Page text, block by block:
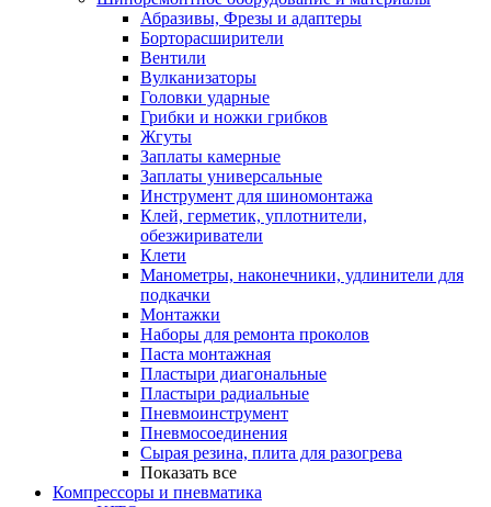
Абразивы, Фрезы и адаптеры
Борторасширители
Вентили
Вулканизаторы
Головки ударные
Грибки и ножки грибков
Жгуты
Заплаты камерные
Заплаты универсальные
Инструмент для шиномонтажа
Клей, герметик, уплотнители,
обезжириватели
Клети
Манометры, наконечники, удлинители для
подкачки
Монтажки
Наборы для ремонта проколов
Паста монтажная
Пластыри диагональные
Пластыри радиальные
Пневмоинструмент
Пневмосоединения
Сырая резина, плита для разогрева
Показать все
Компрессоры и пневматика